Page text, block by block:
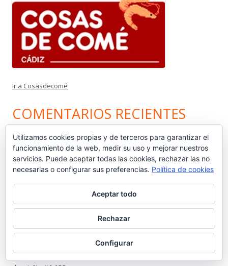
Ir a Cosasdecomé
COMENTARIOS RECIENTES
Pedro Gallardo GarcesenSebastián Gómez Sánchez, ‘Tani’. El
frutero que ayudó a sacar adelante a once hermanos #6.656
que ayudó a sacar adelante a once hermanos #6.656
Sebastián Gómez Sánchez, ‘Tani’. El
frutero que ayudó a sacar adelante a once hermanos #6.656
LuisenLa viñeta de Alberto Castrelo. Se hacen fiestas a
Utilizamos cookies propias y de terceros para garantizar el
funcionamiento de la web, medir su uso y mejorar nuestros
servicios. Puede aceptar todas las cookies, rechazar las no
necesarias o configurar sus preferencias. Política de cookies
Aceptar todo
Rechazar
Configurar